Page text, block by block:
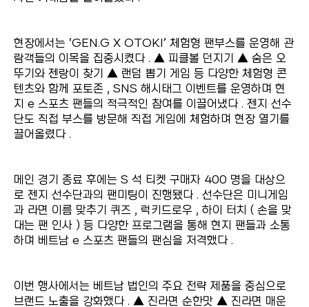
현장에서는 ‘GEN.G X OTOKI’ 체험형 팬부스를 운영해 관
람객들의 이목을 집중시켰다 . ▲ 피클볼 던지기 ▲ 숨은 오
뚜기와 젠랑이 찾기 ▲ 랜덤 뽑기 게임 등 다양한 체험형 콘
텐츠와 함께 포토존 , SNS 해시태그 이벤트를 운영하며 현
지 e 스포츠 팬들의 적극적인 참여를 이끌어냈다 . 젠지 선수
단도 직접 부스를 방문해 직접 게임에 체험하며 현장 열기를
끌어올렸다 .
메인 경기 종료 후에는 S 석 티켓 구매자 400 명을 대상으
로 젠지 선수단과의 팬미팅이 진행됐다 . 선수단은 미니게임
과 라면 이름 맞추기 퀴즈 , 럭키드로우 , 하이 터치 ( 손을 맞
대는 팬 인사 ) 등 다양한 프로그램을 통해 현지 팬들과 소통
하며 베트남 e 스포츠 팬들의 팬심을 저격했다 .
이번 행사에서는 베트남 법인의 주요 전략 제품을 중심으로
브랜드 노출을 강화했다 . ▲ 진라면 순한맛 ▲ 진라면 매운